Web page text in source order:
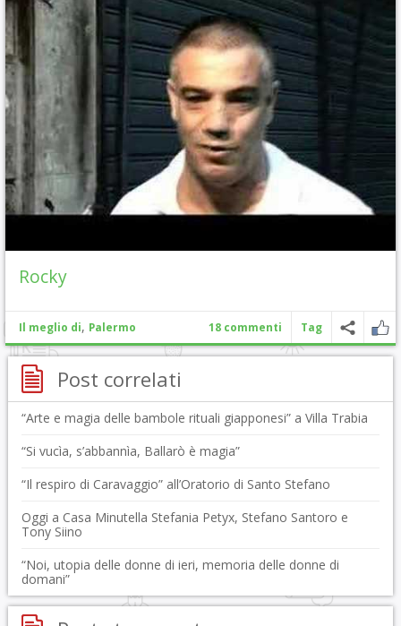
Rocky
Il meglio di, Palermo 18 commenti Tag
Post correlati
“Arte e magia delle bambole rituali giapponesi” a Villa Trabia
“Si vucìa, s’abbannìa, Ballarò è magia”
“Il respiro di Caravaggio” all’Oratorio di Santo Stefano
Oggi a Casa Minutella Stefania Petyx, Stefano Santoro e
Tony Siino
“Noi, utopia delle donne di ieri, memoria delle donne di
domani”